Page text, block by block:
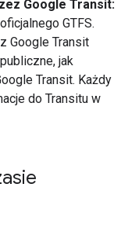
Google Transit:
GTFS.
Google Transit
jak
Transit. Każdy
do Transitu w